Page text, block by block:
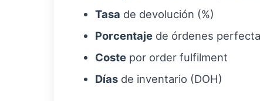
Tasa de devolución (%)
Porcentaje de órdenes
Coste por order fulfilment
Días de inventario (DOH)